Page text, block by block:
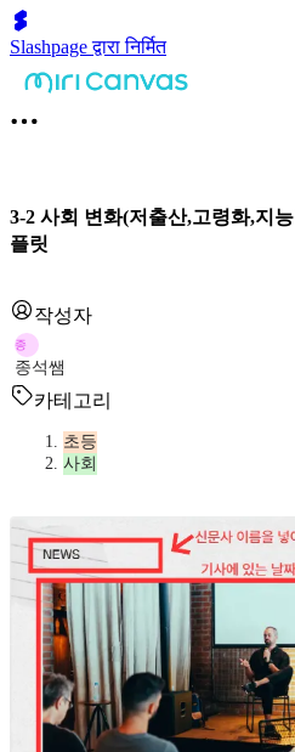
Slashpage द्वारा निर्मित
3-2 사회 변화(저출산,고령화,지
플릿
작성자
종
종석쌤
카테고리
초등
사회